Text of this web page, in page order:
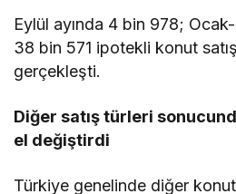
Eylül ayında 4 bin 978;
38 bin 571 ipotekli konut
gerçekleşti.
Diğer satış türleri
el değiştirdi
Türkiye genelinde diğer konut